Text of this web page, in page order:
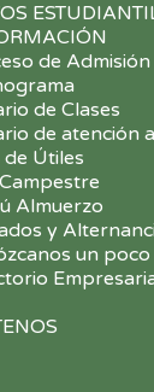
de Admisión
de Clases
de atención
de Útiles
Almuerzo
y
un poco